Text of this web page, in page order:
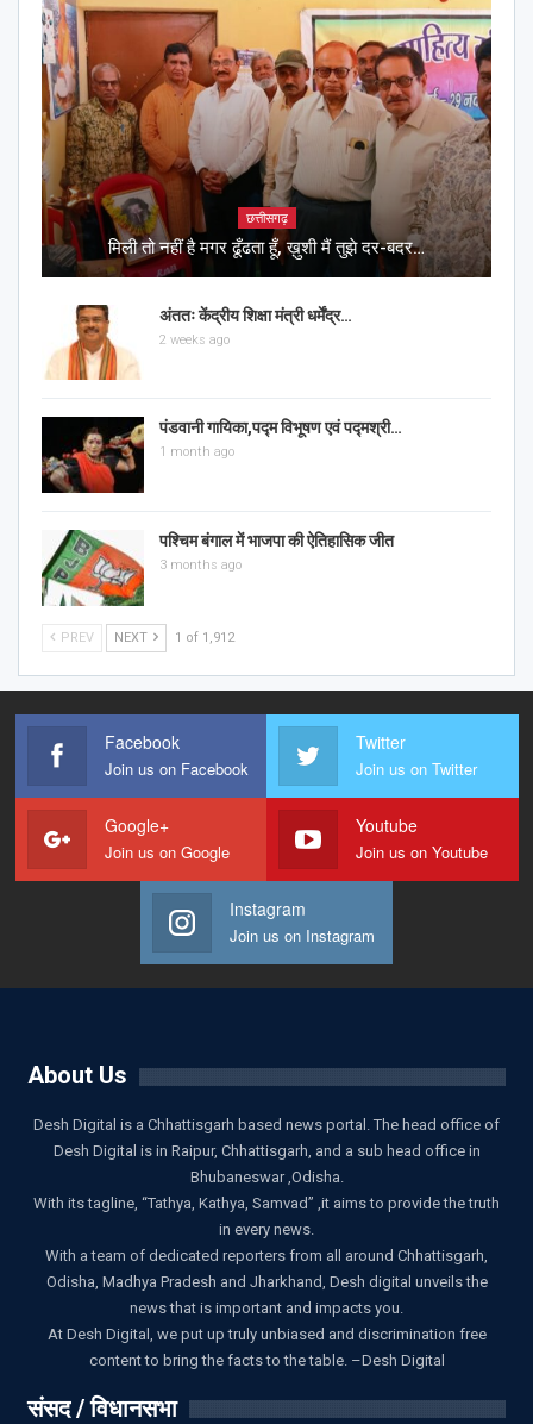
छत्तीसगढ़
मिली तो नहीं है मगर ढूँढता हूँ, ख़ुशी मैं तुझे दर-बदर…
अंततः केंद्रीय शिक्षा मंत्री धर्मेंद्र…
2 weeks ago
पंडवानी गायिका,पद्म विभूषण एवं पद्मश्री…
1 month ago
पश्चिम बंगाल में भाजपा की ऐतिहासिक जीत
3 months ago
PREV NEXT 1 of 1,912
Facebook
Join us on Facebook
Twitter
Join us on Twitter
Google+
Join us on Google
Youtube
Join us on Youtube
Instagram
Join us on Instagram
About Us
Desh Digital is a Chhattisgarh based news portal. The head office of
Desh Digital is in Raipur, Chhattisgarh, and a sub head office in
Bhubaneswar ,Odisha.
With its tagline, “Tathya, Kathya, Samvad” ,it aims to provide the truth
in every news.
With a team of dedicated reporters from all around Chhattisgarh,
Odisha, Madhya Pradesh and Jharkhand, Desh digital unveils the
news that is important and impacts you.
At Desh Digital, we put up truly unbiased and discrimination free
content to bring the facts to the table. –Desh Digital
संसद / विधानसभा